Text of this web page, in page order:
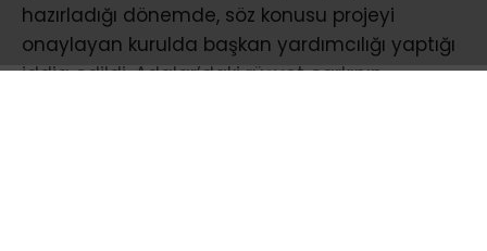
hazırladığı dönemde, söz konusu projeyi
onaylayan kurulda başkan yardımcılığı yaptığı
iddia edildi. Adalar’daki rüşvet çarkının